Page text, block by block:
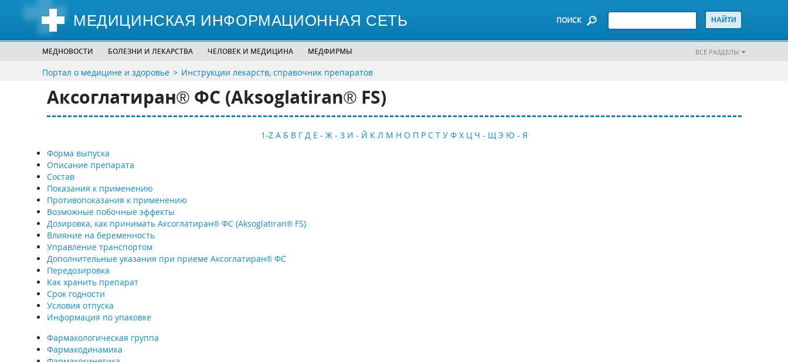
МЕДИЦИНСКАЯ ИНФОРМАЦИОННАЯ СЕТЬ ПОИСК
МЕДНОВОСТИ БОЛЕЗНИ И ЛЕКАРСТВА ЧЕЛОВЕК И МЕДИЦИНА МЕДФИРМЫ ВСЕ РАЗДЕЛЫ
Портал о медицине и здоровье Инструкции лекарств, справочник препаратов
Аксоглатиран® ФС (Aksoglatiran® FS)
1-Z А Б В Г Д Е - Ж - З И - Й К Л М Н О П Р С Т У Ф Х Ц Ч - Щ Э Ю - Я
Форма выпуска
Описание препарата
Состав
Показания к применению
Противопоказания к применению
Возможные побочные эффекты
Дозировка, как принимать Аксоглатиран® ФС (Aksoglatiran® FS)
Влияние на беременность
Управление транспортом
Дополнительные указания при приеме Аксоглатиран® ФС
Передозировка
Как хранить препарат
Срок годности
Условия отпуска
Информация по упаковке
Фармакологическая группа
Фармакодинамика